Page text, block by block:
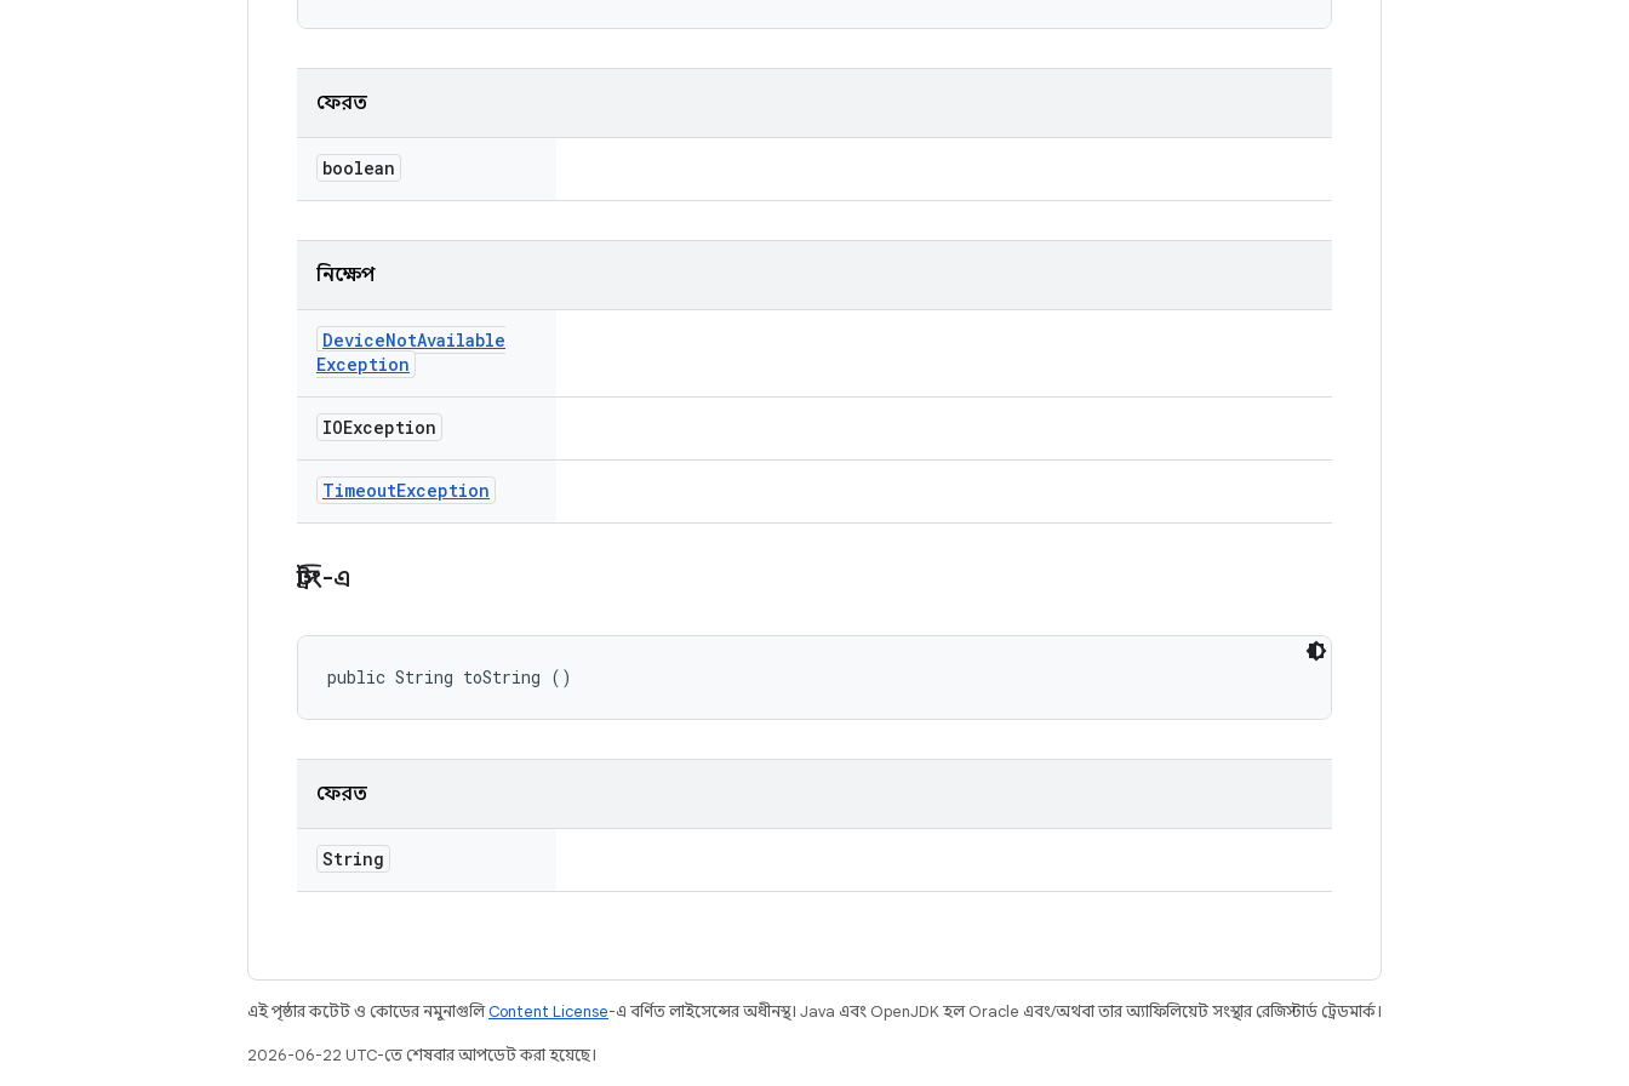
ফেরত
boolean
নিক্ষেপ
DeviceNotAvailable
Exception
IOException
TimeoutException
স্ট্রিং-এ
public String toString ()
ফেরত
String
এই পৃষ্ঠার কন্টেন্ট ও কোডের নমুনাগুলিContent License-এ বর্ণিত লাইসেন্সের অধীনস্থ। Java এবং OpenJDK হল Oracle এবং/অথবা তার অ্যাফিলিয়েট সংস্থার রেজিস্টার্ড ট্রেডমার্ক।
2026-06-22 UTC-তে শেষবার আপডেট করা হয়েছে।